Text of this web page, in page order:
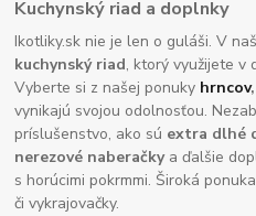
Kuchynský riad a doplnky
Ikotliky.sk nie je len o guláši. V
kuchynský riad, ktorý využijete v
Vyberte si z našej ponuky hrncov
vynikajú svojou odolnosťou.
príslušenstvo, ako sú extra dlhé
nerezové naberačkya ďalšie
s horúcimi pokrmmi. Široká
či vykrajovačky.